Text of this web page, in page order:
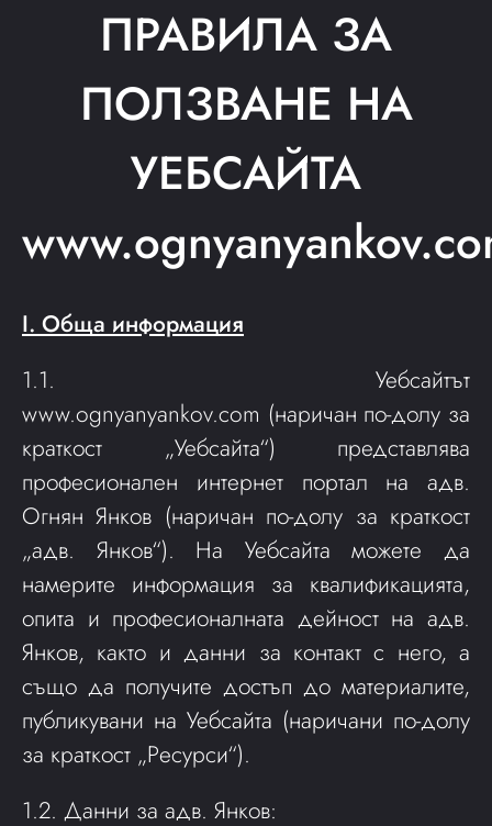
ПРАВИЛА ЗА
ПОЛЗВАНЕ НА
УЕБСАЙТА
I. Обща информация
1.1. Уебсайтът
www.ognyanyankov.com (наричан по-долу за
краткост „Уебсайта“) представлява
професионален интернет портал на адв.
Огнян Янков (наричан по-долу за краткост
„адв. Янков“). На Уебсайта можете да
намерите информация за квалификацията,
опита и професионалната дейност на адв.
Янков, както и данни за контакт с него, а
също да получите достъп до материалите,
публикувани на Уебсайта (наричани по-долу
за краткост „Ресурси“).
1.2. Данни за адв. Янков: